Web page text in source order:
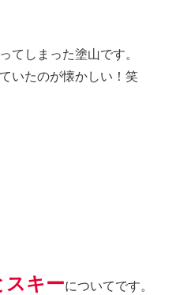
てしまった塗山です。
いたのが懐かしい！笑
スキーについてです。